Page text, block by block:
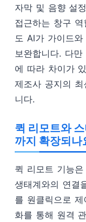
자막 및 음향 설
접근하는 창구
도 AI가 가이드
보완합니다. 다
에 따라 차이가
제조사 공지의
니다.
퀵 리모트와
까지 확장되나
퀵 리모트 기능
생태계와의 연결
를 원클릭으로
화를 통해 원격